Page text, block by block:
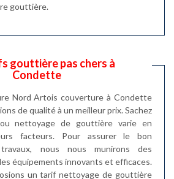
gouttière.
gouttière pas chers à
Condette
Nord Artois couverture à Condette
de qualité à un meilleur prix. Sachez
nettoyage de gouttière varie en
facteurs. Pour assurer le bon
nous nous munirons des
équipements innovants et efficaces.
un tarif nettoyage de gouttière